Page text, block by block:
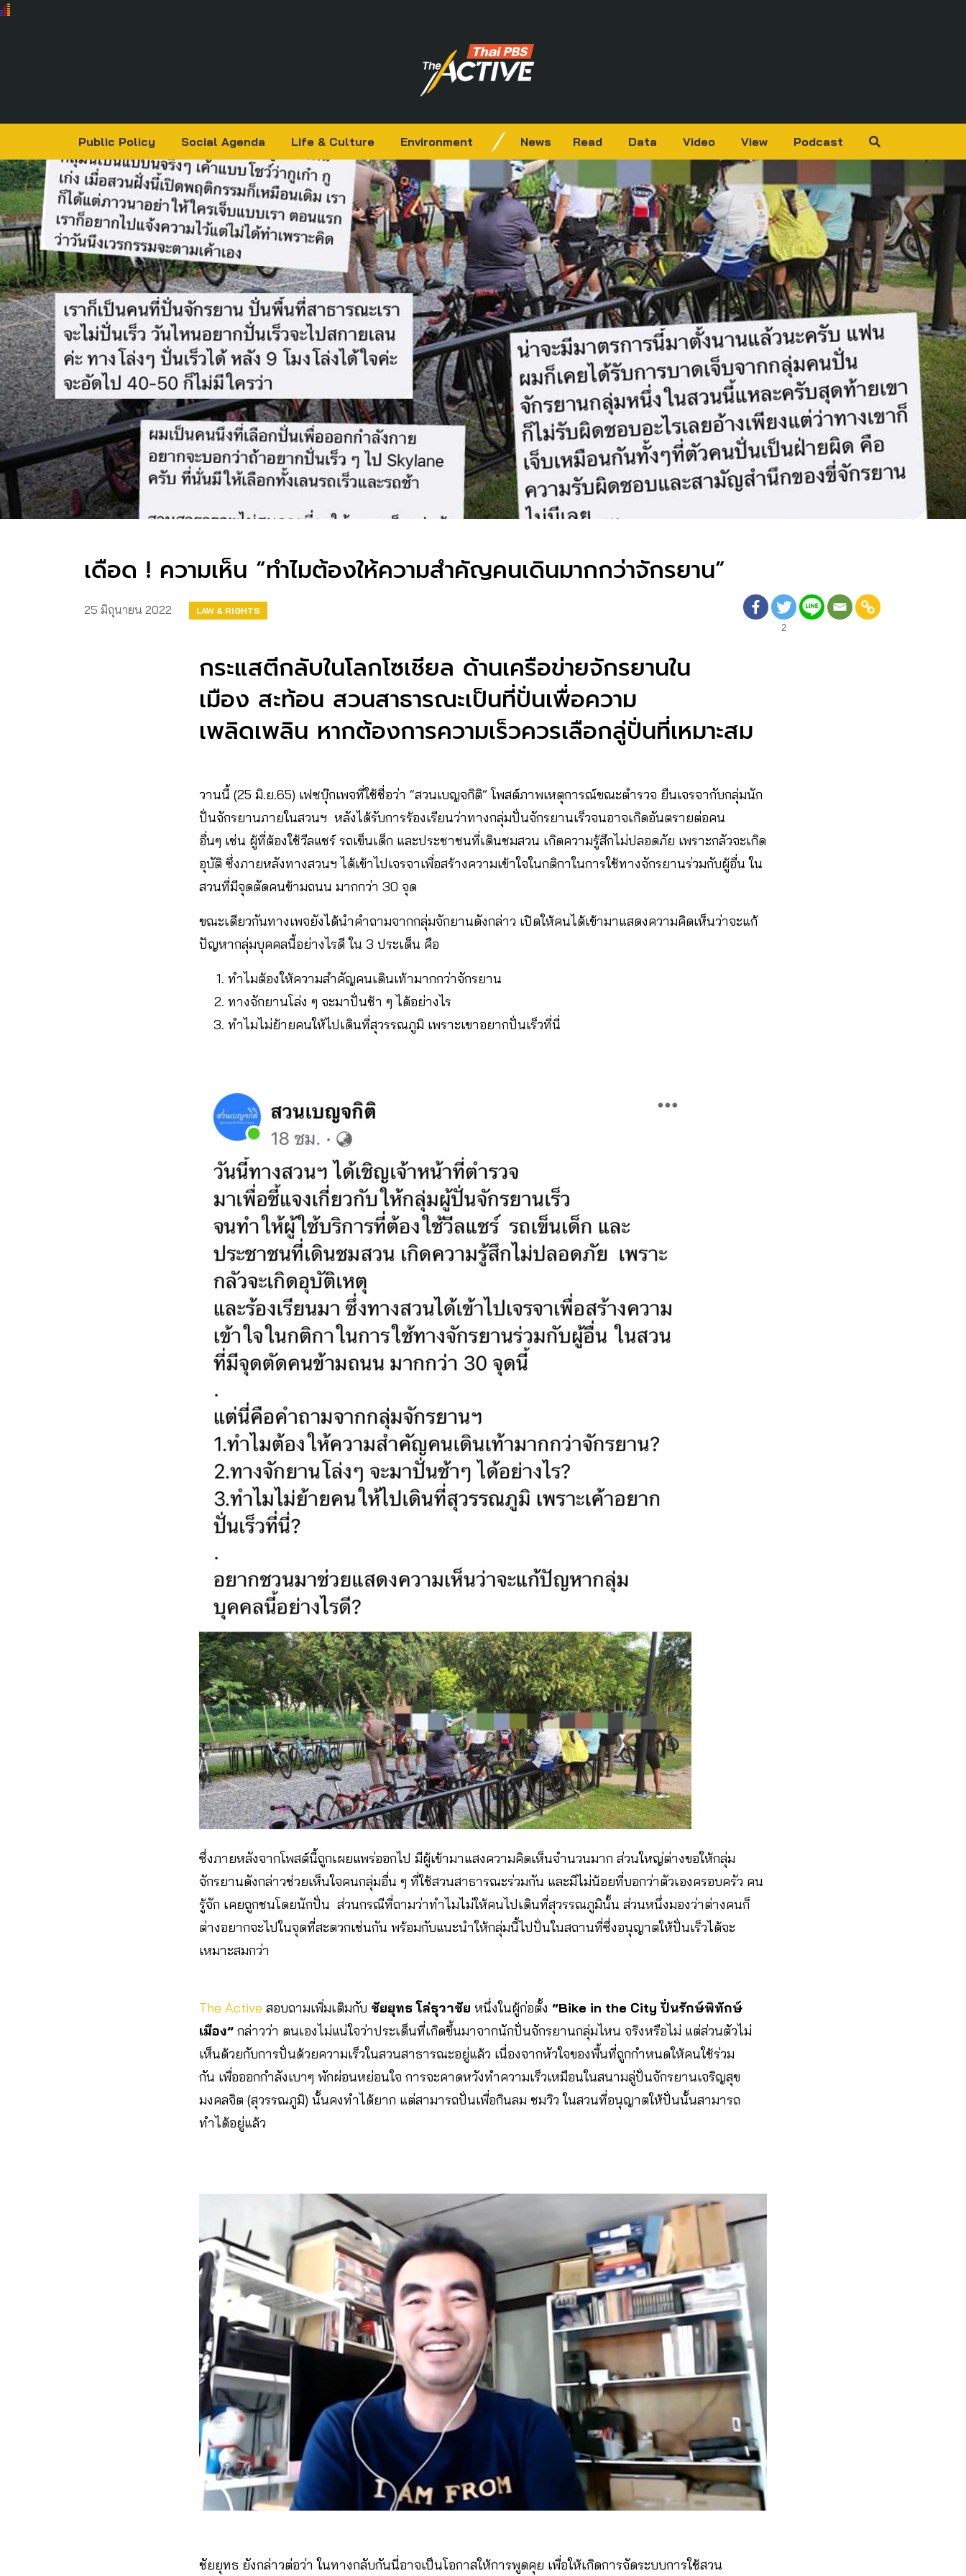
Public Policy Social Agenda Life & Culture Environment News Read Data Video View Podcast
เดือด ! ความเห็น “ทำไมต้องให้ความสำคัญคนเดินมากกว่าจักรยาน”
25 มิถุนายน 2022
LAW & RIGHTS
2
กระแสตีกลับในโลกโซเชียล ด้านเครือข่ายจักรยานใน
เมือง สะท้อน สวนสาธารณะเป็นที่ปั่นเพื่อความ
เพลิดเพลิน หากต้องการความเร็วควรเลือกลู่ปั่นที่เหมาะสม
วานนี้ (25 มิ.ย.65) เฟซบุ๊กเพจที่ใช้ชื่อว่า “สวนเบญจกิติ” โพสต์ภาพเหตุการณ์ขณะตำรวจ ยืนเจรจากับกลุ่มนัก
ปั่นจักรยานภายในสวนฯ หลังได้รับการร้องเรียนว่าทางกลุ่มปั่นจักรยานเร็วจนอาจเกิดอันตรายต่อคน
อื่นๆ เช่น ผู้ที่ต้องใช้วีลแชร์ รถเข็นเด็ก และประชาชนที่เดินชมสวน เกิดความรู้สึกไม่ปลอดภัย เพราะกลัวจะเกิด
อุบัติ ซึ่งภายหลังทางสวนฯ ได้เข้าไปเจรจาเพื่อสร้างความเข้าใจในกติกาในการใช้ทางจักรยานร่วมกับผู้อื่น ใน
สวนที่มีจุดตัดคนข้ามถนน มากกว่า 30 จุด
ขณะเดียวกันทางเพจยังได้นำคำถามจากกลุ่มจักยานดังกล่าว เปิดให้คนได้เข้ามาแสดงความคิดเห็นว่าจะแก้
ปัญหากลุ่มบุคคลนี้อย่างไรดี ใน 3 ประเด็น คือ
ทำไมต้องให้ความสำคัญคนเดินเท้ามากกว่าจักรยาน
ทางจักยานโล่ง ๆ จะมาปั่นช้า ๆ ได้อย่างไร
ทำไมไม่ย้ายคนให้ไปเดินที่สุวรรณภูมิ เพราะเขาอยากปั่นเร็วที่นี่
ซึ่งภายหลังจากโพสต์นี้ถูกเผยแพร่ออกไป มีผู้เข้ามาแสงความคิดเห็นจำนวนมาก ส่วนใหญ่ต่างขอให้กลุ่ม
จักรยานดังกล่าวช่วยเห็นใจคนกลุ่มอื่น ๆ ที่ใช้สวนสาธารณะร่วมกัน และมีไม่น้อยที่บอกว่าตัวเองครอบครัว คน
รู้จัก เคยถูกชนโดยนักปั่น ส่วนกรณีที่ถามว่าทำไมไม่ให้คนไปเดินที่สุวรรณภูมินั้น ส่วนหนึ่งมองว่าต่างคนก็
ต่างอยากจะไปในจุดที่สะดวกเช่นกัน พร้อมกับแนะนำให้กลุ่มนี้ไปปั่นในสถานที่ซึ่งอนุญาตให้ปั่นเร็วได้จะ
เหมาะสมกว่า
The Active สอบถามเพิ่มเติมกับ ชัยยุทธ โล่ธุวาชัย หนึ่งในผู้ก่อตั้ง “Bike in the City ปั่นรักษ์พิทักษ์
เมือง” กล่าวว่า ตนเองไม่แน่ใจว่าประเด็นที่เกิดขึ้นมาจากนักปั่นจักรยานกลุ่มไหน จริงหรือไม่ แต่ส่วนตัวไม่
เห็นด้วยกับการปั่นด้วยความเร็วในสวนสาธารณะอยู่แล้ว เนื่องจากหัวใจของพื้นที่ถูกกำหนดให้คนใช้ร่วม
กัน เพื่อออกกำลังเบาๆ พักผ่อนหย่อนใจ การจะคาดหวังทำความเร็วเหมือนในสนามลู่ปั่นจักรยานเจริญสุข
มงคลจิต (สุวรรณภูมิ) นั้นคงทำได้ยาก แต่สามารถปั่นเพื่อกินลม ชมวิว ในสวนที่อนุญาตให้ปั่นนั้นสามารถ
ทำได้อยู่แล้ว
ชัยยุทธ ยังกล่าวต่อว่า ในทางกลับกันนี่อาจเป็นโอกาสให้การพูดคุย เพื่อให้เกิดการจัดระบบการใช้สวน